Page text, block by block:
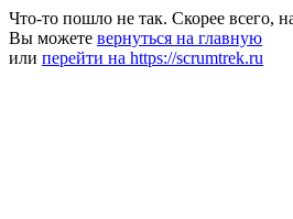
Что-то пошло не так. Скорее всего,
Вы можете вернуться на главную
или перейти на https://scrumtrek.ru